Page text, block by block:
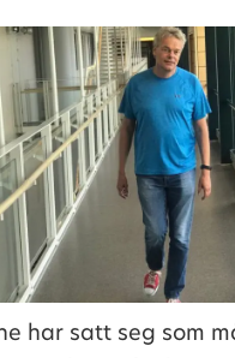
har satt seg som